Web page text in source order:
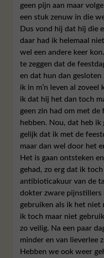
geen pijn aan maar
een stuk zenuw in die
Dus vond hij dat hij die
daar had ik helemaal
wel een andere keer
te zeggen dat de
en dat hun dan gesloten
ik in m’n leven al
ik dat hij het dan toch
geen zin had om met
hebben. Nou, dat heb
gelijk dat ik met de
maar dan wel door het
Het is gaan ontsteken
gehad, zo erg dat ik
antibioticakuur van de
dokter zware pijnstillers
gebruiken als ik het niet
ik toch maar niet
zo veilig. Na een paar
minder en van lieverlee
Hebben we ook weer